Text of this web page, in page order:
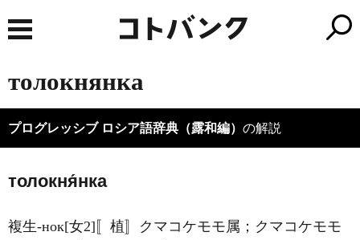
толокнянка
プログレッシブ ロシア語辞典（露和編） の解説
толокня́нка
複生-нок[女2]〚植〛クマコケモモ属；クマコケモモ